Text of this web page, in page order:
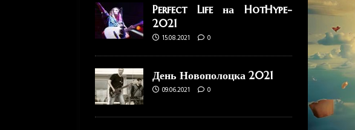
Perfect Life на HotHype-
2021
15.08.2021 0
День Новополоцка 2021
09.06.2021 0